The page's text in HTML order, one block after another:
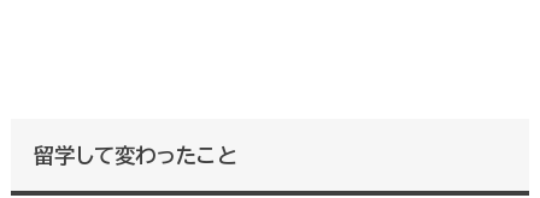
留学して変わったこと